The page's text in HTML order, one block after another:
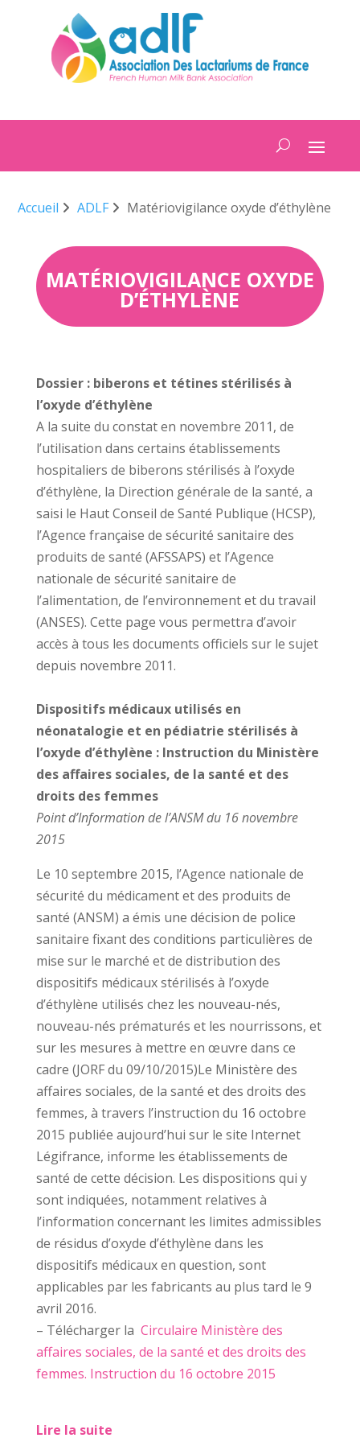
Accueil ADLF Matériovigilance oxyde d’éthylène
MATÉRIOVIGILANCE OXYDE
D’ÉTHYLÈNE
Dossier : biberons et tétines stérilisés à
l’oxyde d’éthylène
A la suite du constat en novembre 2011, de
l’utilisation dans certains établissements
hospitaliers de biberons stérilisés à l’oxyde
d’éthylène, la Direction générale de la santé, a
saisi le Haut Conseil de Santé Publique (HCSP),
l’Agence française de sécurité sanitaire des
produits de santé (AFSSAPS) et l’Agence
nationale de sécurité sanitaire de
l’alimentation, de l’environnement et du travail
(ANSES). Cette page vous permettra d’avoir
accès à tous les documents officiels sur le sujet
depuis novembre 2011.
Dispositifs médicaux utilisés en
néonatalogie et en pédiatrie stérilisés à
l’oxyde d’éthylène : Instruction du Ministère
des affaires sociales, de la santé et des
droits des femmes
Point d’Information de l’ANSM du 16 novembre
2015
Le 10 septembre 2015, l’Agence nationale de
sécurité du médicament et des produits de
santé (ANSM) a émis une décision de police
sanitaire fixant des conditions particulières de
mise sur le marché et de distribution des
dispositifs médicaux stérilisés à l’oxyde
d’éthylène utilisés chez les nouveau-nés,
nouveau-nés prématurés et les nourrissons, et
sur les mesures à mettre en œuvre dans ce
cadre (JORF du 09/10/2015)Le Ministère des
affaires sociales, de la santé et des droits des
femmes, à travers l’instruction du 16 octobre
2015 publiée aujourd’hui sur le site Internet
Légifrance, informe les établissements de
santé de cette décision. Les dispositions qui y
sont indiquées, notamment relatives à
l’information concernant les limites admissibles
de résidus d’oxyde d’éthylène dans les
dispositifs médicaux en question, sont
applicables par les fabricants au plus tard le 9
avril 2016.
– Télécharger la Circulaire Ministère des
affaires sociales, de la santé et des droits des
femmes. Instruction du 16 octobre 2015
Lire la suite